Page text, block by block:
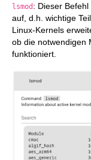
lsmod : Dieser
auf, d.h. wichtige
Linux-Kernels
ob die notwendigen
funktioniert.